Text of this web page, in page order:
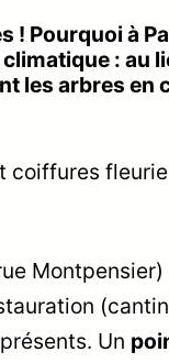
Pourquoi à
: au
les arbres en
coiffures
Montpensier)
Un